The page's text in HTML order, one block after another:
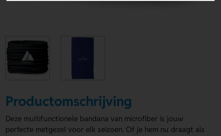
Productomschrijving
Deze multifunctionele bandana van microfiber is jouw
perfecte metgezel voor elk seizoen. Of je hem nu draagt als